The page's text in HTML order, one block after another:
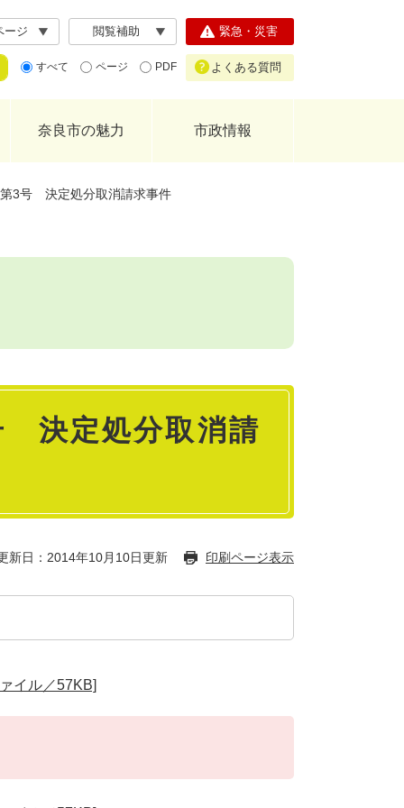
ージ 閲覧補助
すべて ページ PDF
緊急・災害
よくある質問
奈良市の魅力 市政情報
3号 決定処分取消請求事件
決定処分取消請
新日：2014年10月10日更新 印刷ページ表示
イル／57KB]